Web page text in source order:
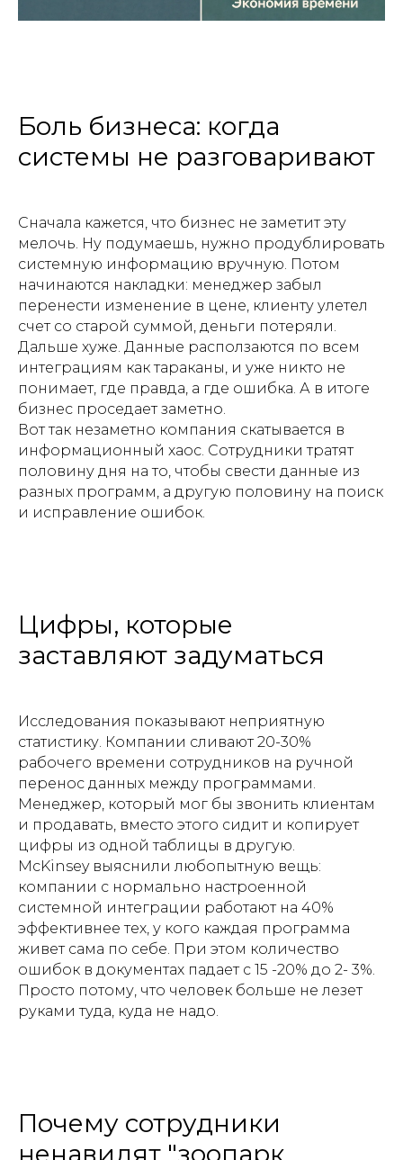
Боль бизнеса: когда
системы не разговаривают
Сначала кажется, что бизнес не заметит эту
мелочь. Ну подумаешь, нужно продублировать
системную информацию вручную. Потом
начинаются накладки: менеджер забыл
перенести изменение в цене, клиенту улетел
счет со старой суммой, деньги потеряли.
Дальше хуже. Данные расползаются по всем
интеграциям как тараканы, и уже никто не
понимает, где правда, а где ошибка. А в итоге
бизнес проседает заметно.
Вот так незаметно компания скатывается в
информационный хаос. Сотрудники тратят
половину дня на то, чтобы свести данные из
разных программ, а другую половину на поиск
и исправление ошибок.
Цифры, которые
заставляют задуматься
Исследования показывают неприятную
статистику. Компании сливают 20-30%
рабочего времени сотрудников на ручной
перенос данных между программами.
Менеджер, который мог бы звонить клиентам
и продавать, вместо этого сидит и копирует
цифры из одной таблицы в другую.
McKinsey выяснили любопытную вещь:
компании с нормально настроенной
системной интеграции работают на 40%
эффективнее тех, у кого каждая программа
живет сама по себе. При этом количество
ошибок в документах падает с 15 -20% до 2- 3%.
Просто потому, что человек больше не лезет
руками туда, куда не надо.
Почему сотрудники
ненавидят "зоопарк